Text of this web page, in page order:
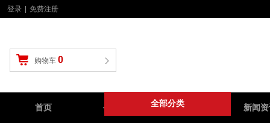
全部分类
购物车 0
登录 免费注册
首页 公路车 山地车 新闻